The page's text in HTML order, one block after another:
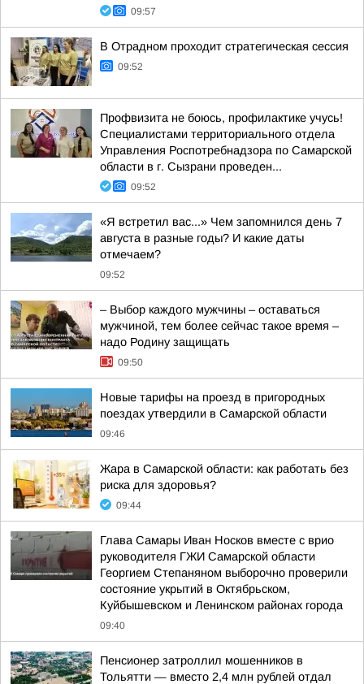
09:57
В Отрадном проходит стратегическая сессия
09:52
Профвизита не боюсь, профилактике учусь!
Специалистами территориального отдела
Управления Роспотребнадзора по Самарской
области в г. Сызрани проведен...
09:52
«Я встретил вас...» Чем запомнился день 7
августа в разные годы? И какие даты
отмечаем?
09:52
– Выбор каждого мужчины – оставаться
мужчиной, тем более сейчас такое время –
надо Родину защищать
09:50
Новые тарифы на проезд в пригородных
поездах утвердили в Самарской области
09:46
Жара в Самарской области: как работать без
риска для здоровья?
09:44
Глава Самары Иван Носков вместе с врио
руководителя ГЖИ Самарской области
Георгием Степаняном выборочно проверили
состояние укрытий в Октябрьском,
Куйбышевском и Ленинском районах города
09:40
Пенсионер затроллил мошенников в
Тольятти — вместо 2,4 млн рублей отдал